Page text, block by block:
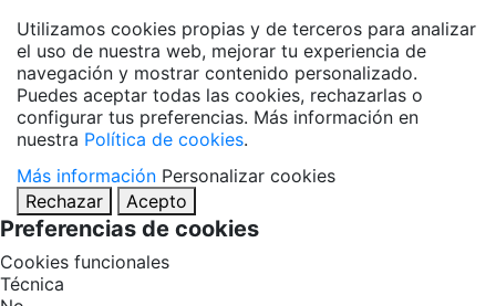
Utilizamos cookies propias y de terceros para analizar
el uso de nuestra web, mejorar tu experiencia de
navegación y mostrar contenido personalizado.
Puedes aceptar todas las cookies, rechazarlas o
configurar tus preferencias. Más información en
nuestra Política de cookies.
Más información Personalizar cookies
Rechazar
Acepto
Preferencias de cookies
Cookies funcionales
Técnica